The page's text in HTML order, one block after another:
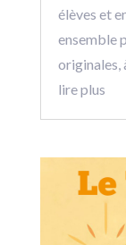
élèves et
ensemble
originales,
lire plus